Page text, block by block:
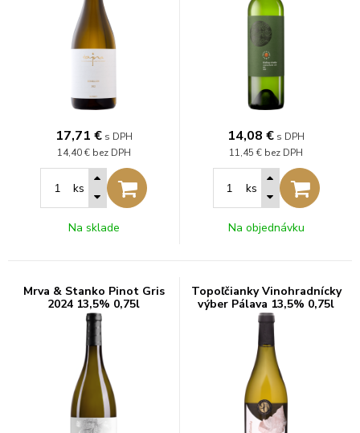
17,71 € s DPH
14,40 € bez DPH
ks
Na sklade
14,08 € s DPH
11,45 € bez DPH
ks
Na objednávku
Mrva & Stanko Pinot Gris
2024 13,5% 0,75l
Topoľčianky Vinohradnícky
výber Pálava 13,5% 0,75l